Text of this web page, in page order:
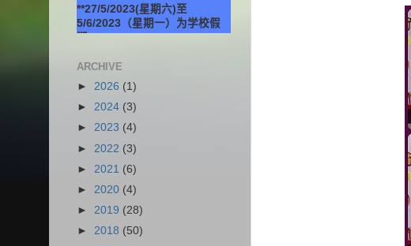
5/6/2023（星期一）为学校假
期。
ARCHIVE
► 2026 (1)
► 2024 (3)
► 2023 (4)
► 2022 (3)
► 2021 (6)
► 2020 (4)
► 2019 (28)
► 2018 (50)